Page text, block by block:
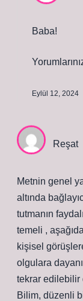
Baba!
Eylül 12, 2024
Reşat
Metnin genel
altında
tutmanın
temeli ,
kişisel
olgulara
tekrar edilebilir
Bilim, düzenli